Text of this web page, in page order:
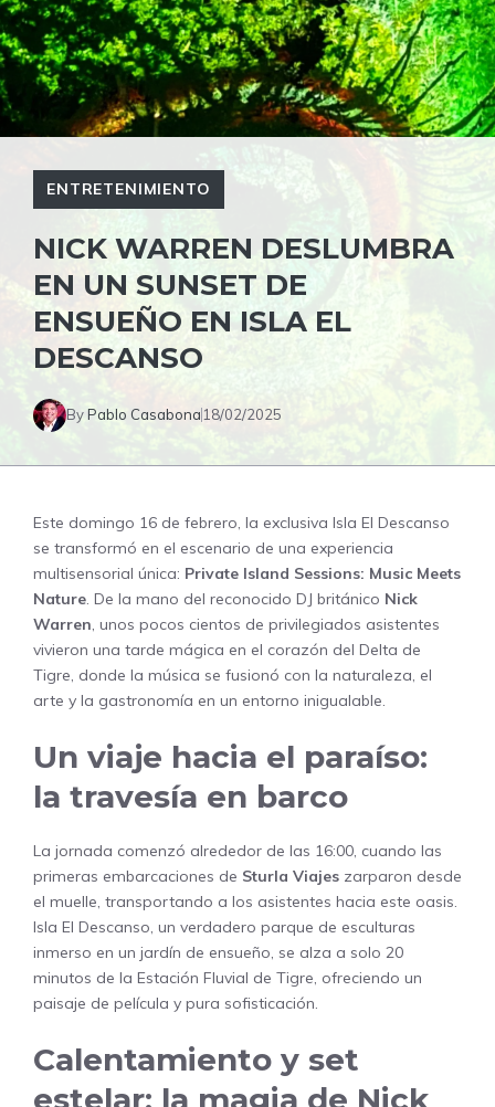
ENTRETENIMIENTO
NICK WARREN DESLUMBRA
EN UN SUNSET DE
ENSUEÑO EN ISLA EL
DESCANSO
ByPablo Casabona 18/02/2025
Este domingo 16 de febrero, la exclusiva Isla El Descanso
se transformó en el escenario de una experiencia
multisensorial única: Private Island Sessions: Music Meets
Nature. De la mano del reconocido DJ británico Nick
Warren, unos pocos cientos de privilegiados asistentes
vivieron una tarde mágica en el corazón del Delta de
Tigre, donde la música se fusionó con la naturaleza, el
arte y la gastronomía en un entorno inigualable.
Un viaje hacia el paraíso:
la travesía en barco
La jornada comenzó alrededor de las 16:00, cuando las
primeras embarcaciones de Sturla Viajes zarparon desde
el muelle, transportando a los asistentes hacia este oasis.
Isla El Descanso, un verdadero parque de esculturas
inmerso en un jardín de ensueño, se alza a solo 20
minutos de la Estación Fluvial de Tigre, ofreciendo un
paisaje de película y pura sofisticación.
Calentamiento y set
estelar: la magia de Nick